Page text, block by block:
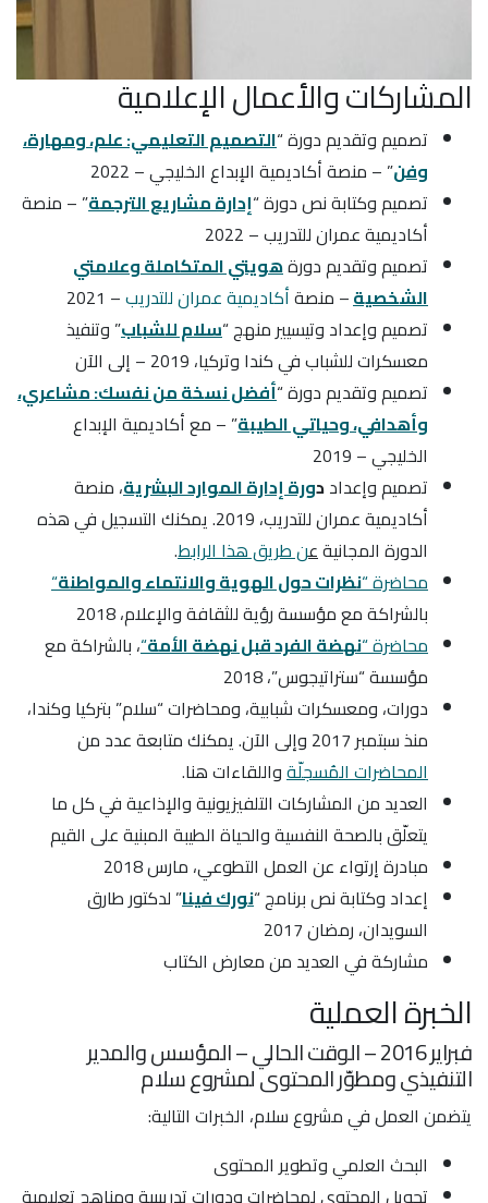
المشاركات والأعمال الإعلامية
تصميم وتقديم دورة “التصميم التعليمي: علم، ومهارة،
وفن” – منصة أكاديمية الإبداع الخليجي – 2022
تصميم وكتابة نص دورة “إدارة مشاريع الترجمة” – منصة
أكاديمية عمران للتدريب – 2022
تصميم وتقديم دورةهويتي المتكاملة وعلامتي
الشخصية– منصةأكاديمية عمران للتدريب– 2021
تصميم وإعداد وتيسيير منهج “سلام للشباب” وتنفيذ
معسكرات للشباب في كندا وتركيا، 2019 – إلى الآن
تصميم وتقديم دورة “أفضل نسخة من نفسك: مشاعري،
وأهدافي، وحياتي الطيبة” – مع أكاديمية الإبداع
الخليجي – 2019
تصميم وإعداددورة إدارة الموارد البشرية، منصة
أكاديمية عمران للتدريب، 2019. يمكنك التسجيل في هذه
الدورة المجانيةعن طريق هذا الرابط.
محاضرة “نظرات حول الهوية والانتماء والمواطنة“
بالشراكة مع مؤسسة رؤية للثقافة والإعلام، 2018
محاضرة “نهضة الفرد قبل نهضة الأمة“، بالشراكة مع
مؤسسة “ستراتيجوس”، 2018
دورات، ومعسكرات شبابية، ومحاضرات “سلام” بتركيا وكندا،
منذ سبتمبر 2017 وإلى الآن. يمكنك متابعة عدد من
المحاضرات المُسجلّةواللقاءات هنا.
العديد من المشاركات التلفيزيونية والإذاعية في كل ما
يتعلّق بالصحة النفسية والحياة الطيبة المبنية على القيم
مبادرة إرتواء عن العمل التطوعي، مارس 2018
إعداد وكتابة نص برنامج “نورك فينا” لدكتور طارق
السويدان، رمضان 2017
مشاركة في العديد من معارض الكتاب
الخبرة العملية
فبراير 2016 – الوقت الحالي – المؤسس والمدير
التنفيذي ومطوّر المحتوى لمشروع سلام
يتضمن العمل في مشروع سلام، الخبرات التالية:
البحث العلمي وتطوير المحتوى
تحويل المحتوى لمحاضرات ودورات تدريببية ومناهج تعليمية